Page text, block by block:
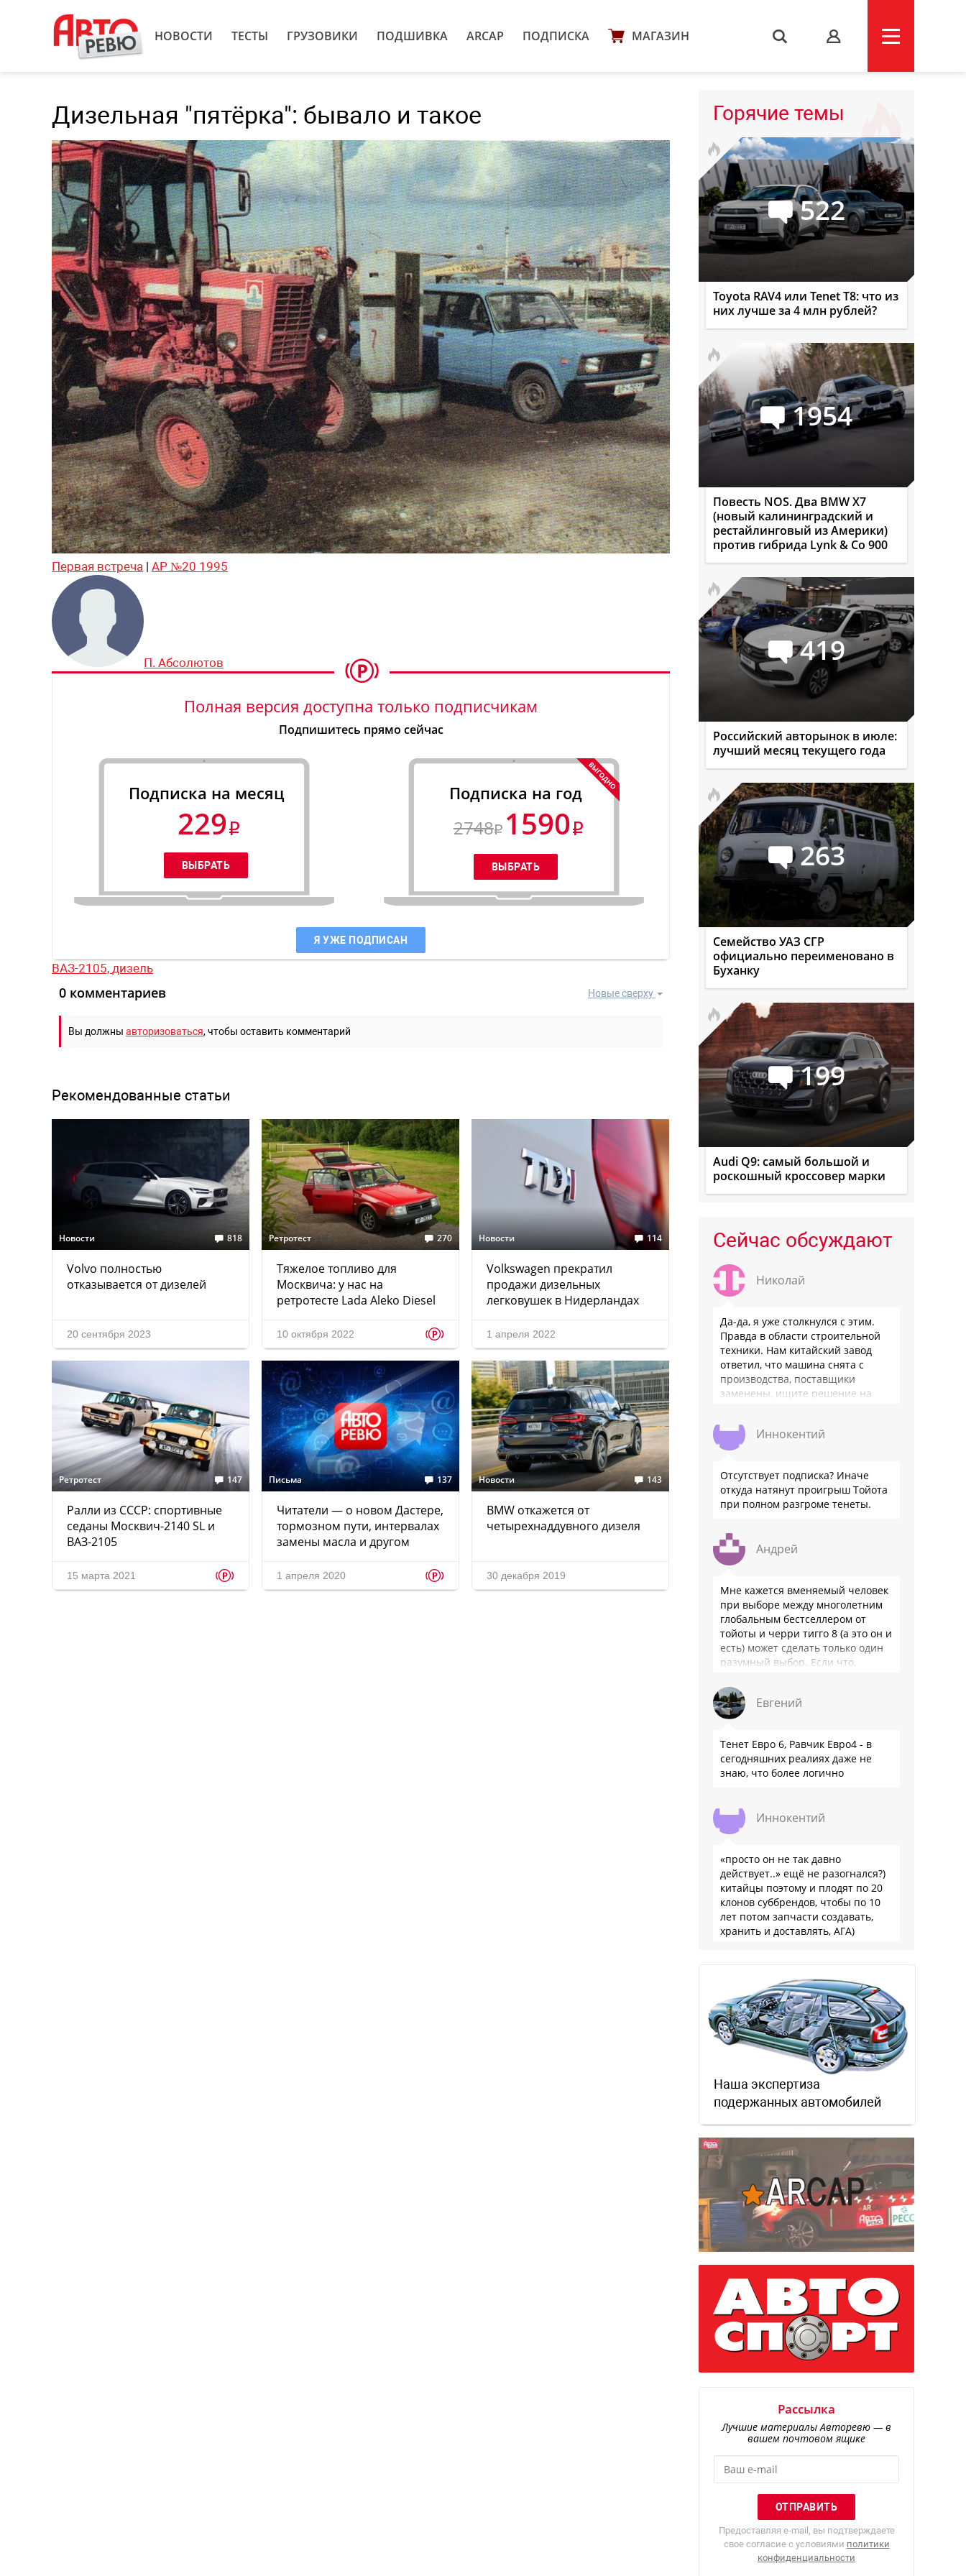
НОВОСТИ ТЕСТЫ ГРУЗОВИКИ ПОДШИВКА ARCAP ПОДПИСКА МАГАЗИН s
Дизельная "пятёрка": бывало и такое
Первая встреча | АР №20 1995
П. Абсолютов
Полная версия доступна только подписчикам
Подпишитесь прямо сейчас
Подписка на месяц
229
Подписка на год
2748 1590
Я УЖЕ ПОДПИСАН
ВАЗ-2105, дизель
Новые сверху
0 комментариев
Вы должны авторизоваться, чтобы оставить комментарий
Рекомендованные статьи
Новости 818
Volvo полностью
отказывается от дизелей
20 сентября 2023
Ретротест 270
Тяжелое топливо для
Москвича: у нас на
ретротесте Lada Aleko Diesel
10 октября 2022 p
Новости 114
Volkswagen прекратил
продажи дизельных
легковушек в Нидерландах
1 апреля 2022
Ретротест 147
Ралли из СССР: спортивные
седаны Москвич-2140 SL и
ВАЗ-2105
15 марта 2021 p
Письма 137
Читатели — о новом Дастере,
тормозном пути, интервалах
замены масла и другом
1 апреля 2020 p
Новости 143
BMW откажется от
четырехнаддувного дизеля
30 декабря 2019
Горячие темы
522
Toyota RAV4 или Tenet T8: что из
них лучше за 4 млн рублей?
1954
Повесть NOS. Два BMW X7
(новый калининградский и
рестайлинговый из Америки)
против гибрида Lynk & Co 900
419
Российский авторынок в июле:
лучший месяц текущего года
263
Семейство УАЗ СГР
официально переименовано в
Буханку
199
Audi Q9: самый большой и
роскошный кроссовер марки
Сейчас обсуждают
Николай
Да-да, я уже столкнулся с этим.
Правда в области строительной
техники. Нам китайский завод
ответил, что машина снята с
производства, поставщики
заменены, ищите решение на
официальном бланке …
Иннокентий
Отсутствует подписка? Иначе
откуда натянут проигрыш Тойота
при полном разгроме тенеты.
Андрей
Мне кажется вменяемый человек
при выборе между многолетним
глобальным бестселлером от
тойоты и черри тигго 8 (а это он и
есть) может сделать только один
разумный выбор. Если что,
Евгений
Тенет Евро 6, Равчик Евро4 - в
сегодняшних реалиях даже не
знаю, что более логично
Иннокентий
«просто он не так давно
действует..» ещё не разогнался?)
китайцы поэтому и плодят по 20
клонов суббрендов, чтобы по 10
лет потом запчасти создавать,
хранить и доставлять, АГА)
Наша экспертиза
подержанных автомобилей
Рассылка
Лучшие материалы Авторевю — в
вашем почтовом ящике
Предоставляя e-mail, вы подтверждаете
свое согласие с условиями политики
конфиденциальности